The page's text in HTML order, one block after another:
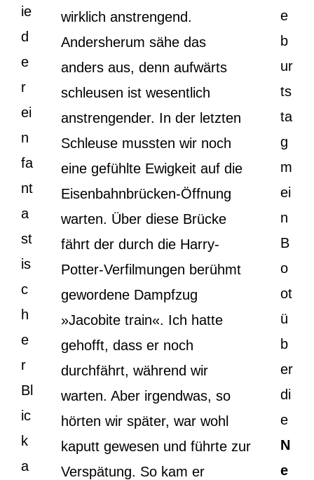
ie
d
e
r
ei
n
fa
nt
a
st
is
c
h
e
r
Bl
ic
k
a
e
b
ur
ts
ta
g
m
ei
n
B
o
ot
ü
b
er
di
e
N
e
wirklich anstrengend.
Andersherum sähe das
anders aus, denn aufwärts
schleusen ist wesentlich
anstrengender. In der letzten
Schleuse mussten wir noch
eine gefühlte Ewigkeit auf die
Eisenbahnbrücken-Öffnung
warten. Über diese Brücke
fährt der durch die Harry-
Potter-Verfilmungen berühmt
gewordene Dampfzug
»Jacobite train«. Ich hatte
gehofft, dass er noch
durchfährt, während wir
warten. Aber irgendwas, so
hörten wir später, war wohl
kaputt gewesen und führte zur
Verspätung. So kam er